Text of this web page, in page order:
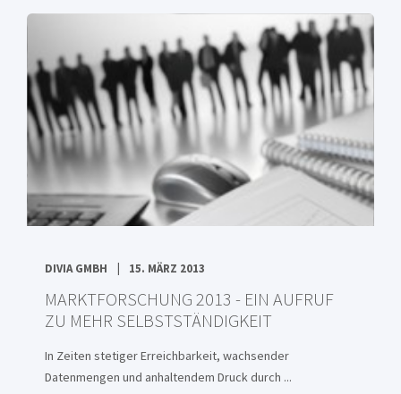
DIVIA GMBH 15. MÄRZ 2013
MARKTFORSCHUNG 2013 - EIN AUFRUF
ZU MEHR SELBSTSTÄNDIGKEIT
In Zeiten stetiger Erreichbarkeit, wachsender
Datenmengen und anhaltendem Druck durch ...